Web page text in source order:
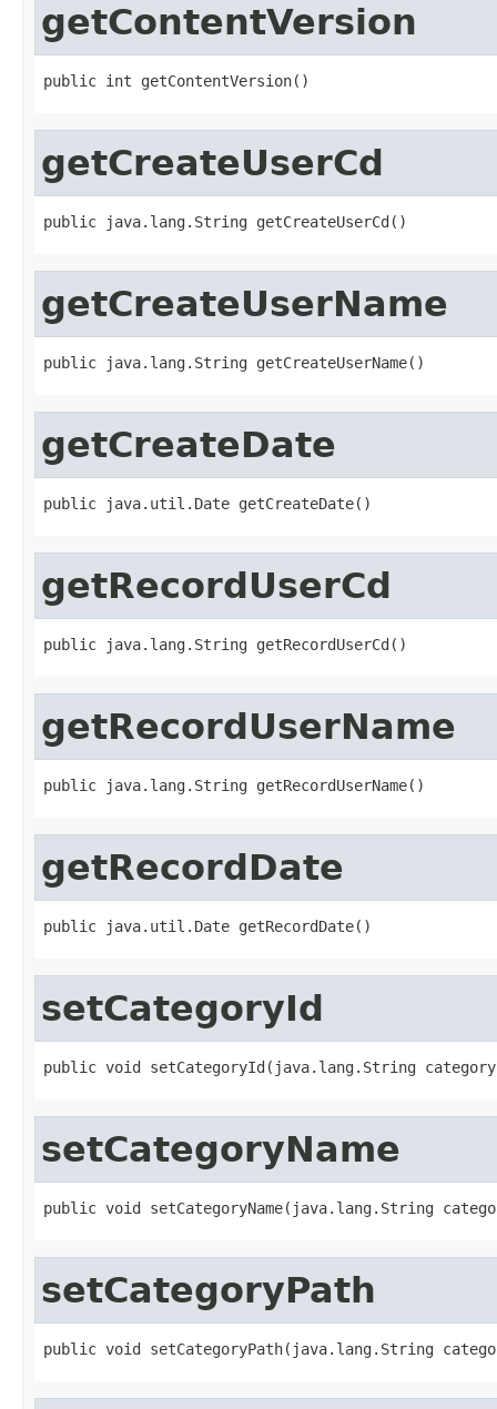
getContentVersion
public int getContentVersion()
getCreateUserCd
public java.lang.String getCreateUserCd()
getCreateUserName
public java.lang.String getCreateUserName()
getCreateDate
public java.util.Date getCreateDate()
getRecordUserCd
public java.lang.String getRecordUserCd()
getRecordUserName
public java.lang.String getRecordUserName()
getRecordDate
public java.util.Date getRecordDate()
setCategoryId
public void setCategoryId(java.lang.String
setCategoryName
public void setCategoryName(java.lang.String
setCategoryPath
public void setCategoryPath(java.lang.String